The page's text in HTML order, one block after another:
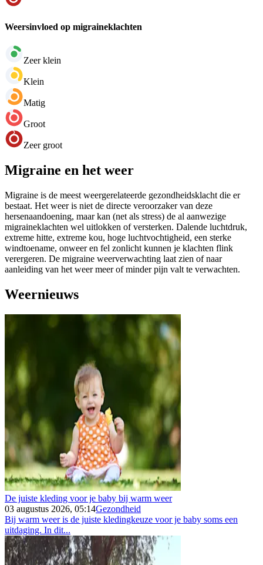
Weersinvloed op migraineklachten
Zeer klein
Klein
Matig
Groot
Zeer groot
Migraine en het weer
Migraine is de meest weergerelateerde gezondheidsklacht die er
bestaat. Het weer is niet de directe veroorzaker van deze
hersenaandoening, maar kan (net als stress) de al aanwezige
migraineklachten wel uitlokken of versterken. Dalende luchtdruk,
extreme hitte, extreme kou, hoge luchtvochtigheid, een sterke
windtoename, onweer en fel zonlicht kunnen je klachten flink
verergeren. De migraine weerverwachting laat zien of naar
aanleiding van het weer meer of minder pijn valt te verwachten.
Weernieuws
De juiste kleding voor je baby bij warm weer
03 augustus 2026, 05:14Gezondheid
Bij warm weer is de juiste kledingkeuze voor je baby soms een
uitdaging. In dit...